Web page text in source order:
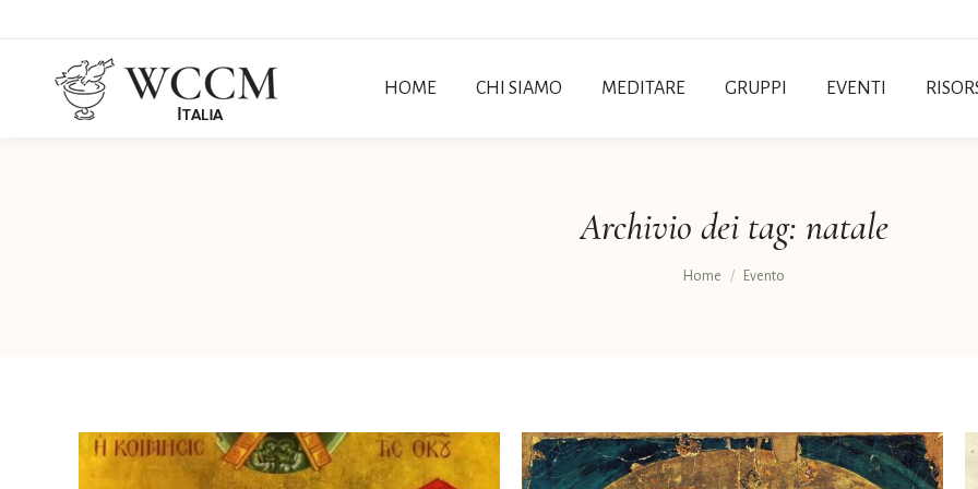
HOME CHI SIAMO MEDITARE GRUPPI EVENTI
Archivio dei tag: natale
Tu sei qui:
Home Evento